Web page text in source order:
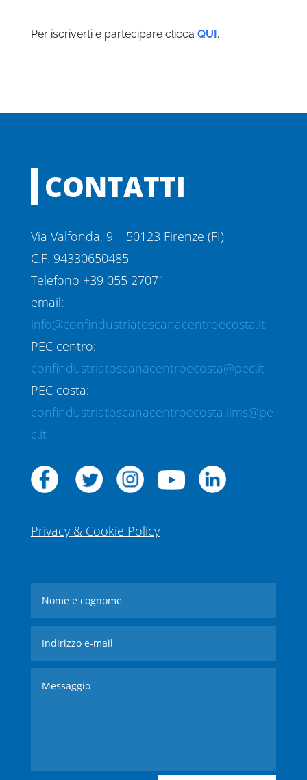
Per iscriverti e partecipare clicca QUI .
CONTATTI
Via Valfonda, 9 – 50123 Firenze (FI)
C.F. 94330650485
Telefono +39 055 27071
email:
info@confindustriatoscanacentroecosta.it
PEC centro:
confindustriatoscanacentroecosta@pec.it
PEC costa:
confindustriatoscanacentroecosta.lims@pe
c.it
Privacy & Cookie Policy